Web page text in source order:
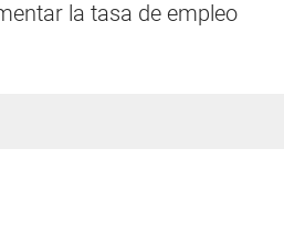
la tasa de empleo